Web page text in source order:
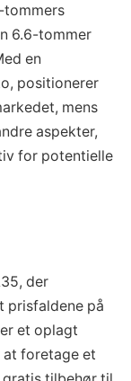
tommers
6.6-tommer
en
positionerer
mens
aspekter,
for potentielle
der
prisfaldene på
et oplagt
foretage et